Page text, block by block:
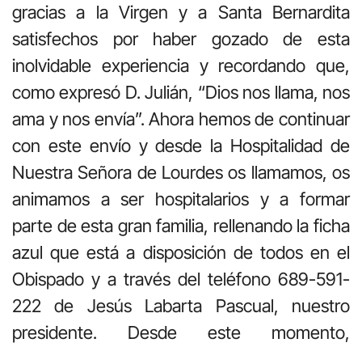
gracias a la Virgen y a Santa Bernardita
satisfechos por haber gozado de esta
inolvidable experiencia y recordando que,
como expresó D. Julián, “Dios nos llama, nos
ama y nos envía”. Ahora hemos de continuar
con este envío y desde la Hospitalidad de
Nuestra Señora de Lourdes os llamamos, os
animamos a ser hospitalarios y a formar
parte de esta gran familia, rellenando la ficha
azul que está a disposición de todos en el
Obispado y a través del teléfono 689-591-
222 de Jesús Labarta Pascual, nuestro
presidente. Desde este momento,